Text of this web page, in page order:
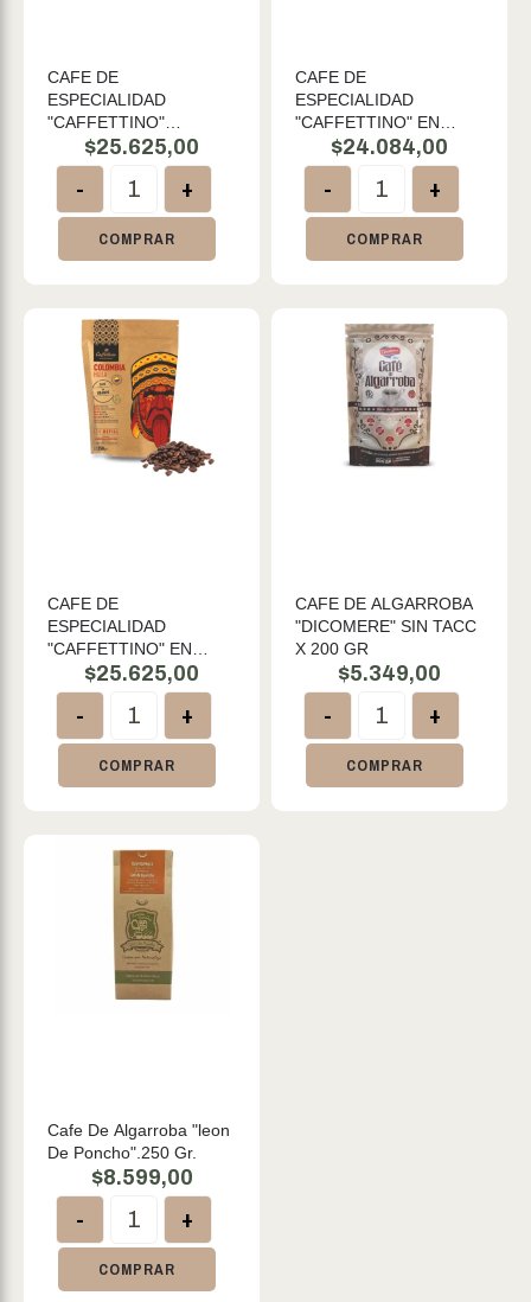
CAFE DE
ESPECIALIDAD
"CAFFETTINO"
COLOMBIA HUILA X
250GR
$25.625,00
- +
COMPRAR
CAFE DE
ESPECIALIDAD
"CAFFETTINO" EN
GRANOS BRASIL DARK
X 250 GR
$24.084,00
- +
COMPRAR
CAFE DE
ESPECIALIDAD
"CAFFETTINO" EN
GRANOS COLOMBIA
HUILA X 250 GR
$25.625,00
- +
COMPRAR
CAFE DE ALGARROBA
"DICOMERE" SIN TACC
X 200 GR
$5.349,00
- +
COMPRAR
Cafe De Algarroba "leon
De Poncho".250 Gr.
$8.599,00
- +
COMPRAR